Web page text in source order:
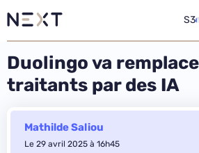
S3
Duolingo va
traitants par des IA
Mathilde Saliou
Le 29 avril 2025 à 16h45